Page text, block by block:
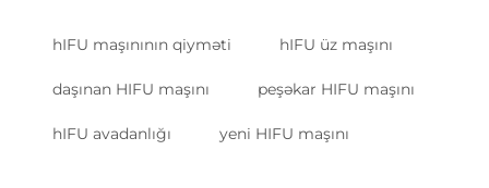
hIFU maşınının qiyməti hIFU üz maşını
daşınan HIFU maşını peşəkar HIFU maşını
hIFU avadanlığı yeni HIFU maşını